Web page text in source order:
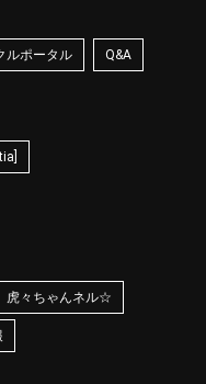
ルポータル Q&A
虎々ちゃんネル☆